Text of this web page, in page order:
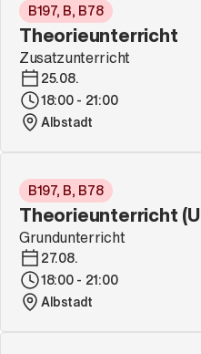
B197, B, B78
Theorieunterricht
Zusatzunterricht
25.08.
18:00 - 21:00
Albstadt
B197, B, B78
Theorieunterricht
Grundunterricht
27.08.
18:00 - 21:00
Albstadt